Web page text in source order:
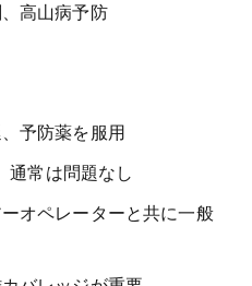
高山病予防
予防薬を服用
通常は問題なし
オペレーターと共に一般